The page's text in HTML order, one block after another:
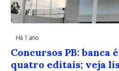
Há 1 ano
Concursos PB: banca
quatro editais; veja